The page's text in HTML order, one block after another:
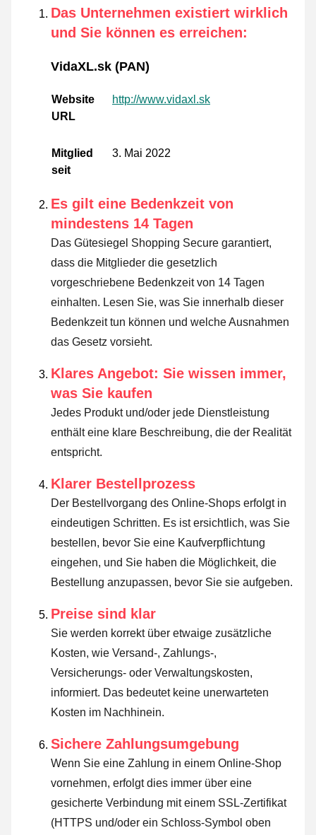
Das Unternehmen existiert wirklich
und Sie können es erreichen:
VidaXL.sk (PAN)
Website
URL
http://www.vidaxl.sk
Mitglied
seit
3. Mai 2022
Es gilt eine Bedenkzeit von
mindestens 14 Tagen
Das Gütesiegel Shopping Secure garantiert,
dass die Mitglieder die gesetzlich
vorgeschriebene Bedenkzeit von 14 Tagen
einhalten. Lesen Sie, was Sie innerhalb dieser
Bedenkzeit tun können und welche Ausnahmen
das Gesetz vorsieht.
Klares Angebot: Sie wissen immer,
was Sie kaufen
Jedes Produkt und/oder jede Dienstleistung
enthält eine klare Beschreibung, die der Realität
entspricht.
Klarer Bestellprozess
Der Bestellvorgang des Online-Shops erfolgt in
eindeutigen Schritten. Es ist ersichtlich, was Sie
bestellen, bevor Sie eine Kaufverpflichtung
eingehen, und Sie haben die Möglichkeit, die
Bestellung anzupassen, bevor Sie sie aufgeben.
Preise sind klar
Sie werden korrekt über etwaige zusätzliche
Kosten, wie Versand-, Zahlungs-,
Versicherungs- oder Verwaltungskosten,
informiert. Das bedeutet keine unerwarteten
Kosten im Nachhinein.
Sichere Zahlungsumgebung
Wenn Sie eine Zahlung in einem Online-Shop
vornehmen, erfolgt dies immer über eine
gesicherte Verbindung mit einem SSL-Zertifikat
(HTTPS und/oder ein Schloss-Symbol oben